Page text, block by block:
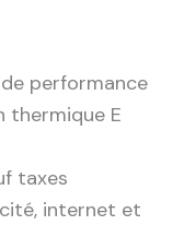
performance
thermique E
taxes
internet et